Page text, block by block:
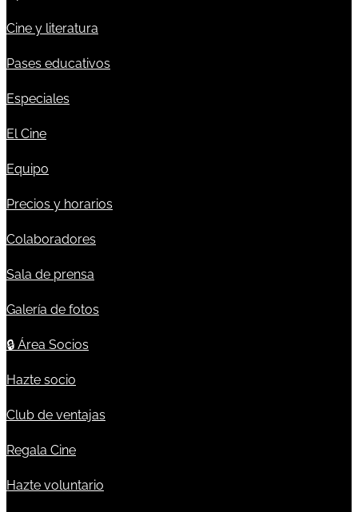
Cine y literatura
Pases educativos
Especiales
El Cine
Equipo
Precios y horarios
Colaboradores
Sala de prensa
Galería de fotos
🔒 Área Socios
Hazte socio
Club de ventajas
Regala Cine
Hazte voluntario